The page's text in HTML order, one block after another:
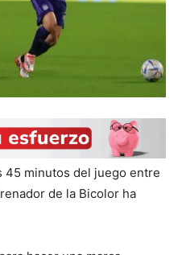
45 minutos del juego entre
de la Bicolor ha